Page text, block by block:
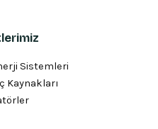
Sistemleri
Kaynakları